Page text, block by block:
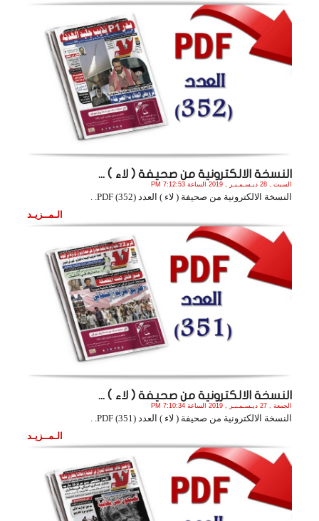
النسخة الالكترونية من صحيفة ( لاء ) ...
السبت , 28 ديـسـمـبـر , 2019 الساعة 7:12:53 PM
النسخة الالكترونية من صحيفة ( لاء ) العدد (352) PDF. .
الـمــزيـد
النسخة الالكترونية من صحيفة ( لاء ) ...
الجمعة , 27 ديـسـمـبـر , 2019 الساعة 7:10:34 PM
النسخة الالكترونية من صحيفة ( لاء ) العدد (351) PDF. .
الـمــزيـد